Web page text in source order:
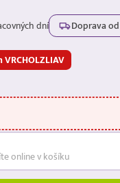
dní Doprava od
online v košíku